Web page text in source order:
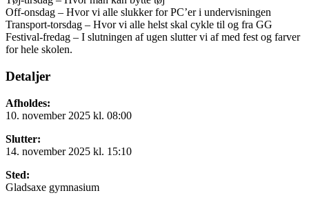
Off-onsdag – Hvor vi alle slukker for PC’er i undervisningen
Transport-torsdag – Hvor vi alle helst skal cykle til og fra GG
Festival-fredag – I slutningen af ugen slutter vi af med fest og farver
for hele skolen.
Detaljer
Afholdes:
10. november 2025 kl. 08:00
Slutter:
14. november 2025 kl. 15:10
Sted:
Gladsaxe gymnasium